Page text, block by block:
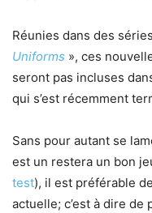
Réunies dans des
Uniforms », ces
seront pas incluses
qui s’est récemment
Sans pour autant se
est un restera un bon
test), il est préférable
actuelle; c’est à dire